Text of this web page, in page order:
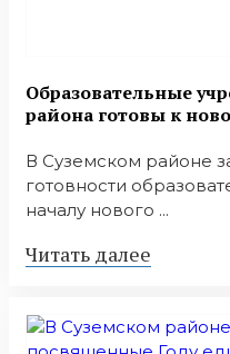
Образовательные
района готовы к
В Суземском районе
готовности
началу нового ...
Читать далее